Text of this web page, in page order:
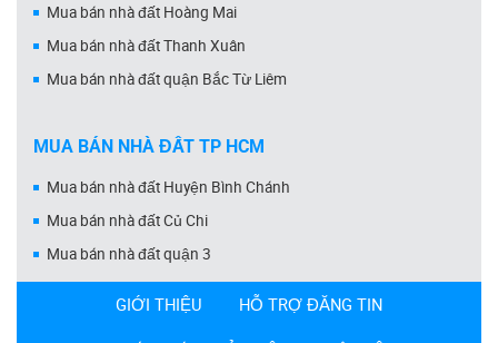
Mua bán nhà đất Hoàng Mai
Mua bán nhà đất Thanh Xuân
Mua bán nhà đất quận Bắc Từ Liêm
MUA BÁN NHÀ ĐẤT TP HCM
Mua bán nhà đất Huyện Bình Chánh
Mua bán nhà đất Củ Chi
Mua bán nhà đất quận 3
GIỚI THIỆU HỖ TRỢ ĐĂNG TIN